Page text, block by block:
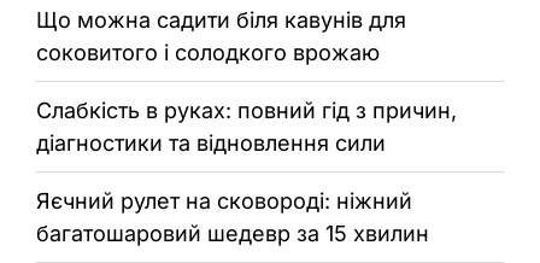
Що можна садити біля кавунів для
соковитого і солодкого врожаю
Слабкість в руках: повний гід з причин,
діагностики та відновлення сили
Яєчний рулет на сковороді: ніжний
багатошаровий шедевр за 15 хвилин